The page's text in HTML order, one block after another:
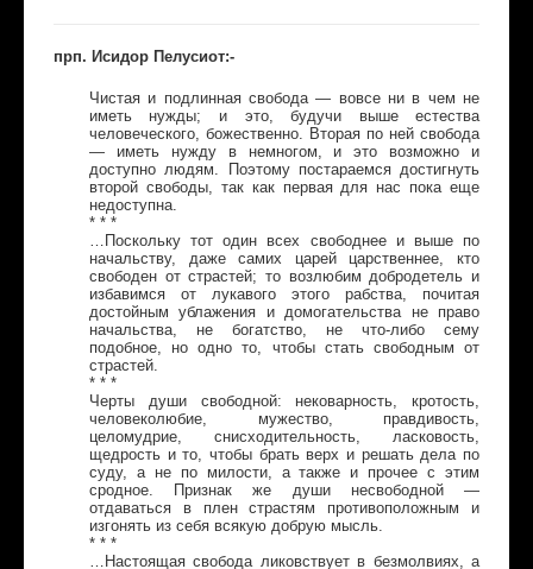
прп. Исидор Пелусиот:-
Чистая и подлинная свобода — вовсе ни в чем не
иметь нужды; и это, будучи выше естества
человеческого, божественно. Вторая по ней свобода
— иметь нужду в немногом, и это возможно и
доступно людям. Поэтому постараемся достигнуть
второй свободы, так как первая для нас пока еще
недоступна.
* * *
…Поскольку тот один всех свободнее и выше по
начальству, даже самих царей царственнее, кто
свободен от страстей; то возлюбим добродетель и
избавимся от лукавого этого рабства, почитая
достойным ублажения и домогательства не право
начальства, не богатство, не что-либо сему
подобное, но одно то, чтобы стать свободным от
страстей.
* * *
Черты души свободной: нековарность, кротость,
человеколюбие, мужество, правдивость,
целомудрие, снисходительность, ласковость,
щедрость и то, чтобы брать верх и решать дела по
суду, а не по милости, а также и прочее с этим
сродное. Признак же души несвободной —
отдаваться в плен страстям противоположным и
изгонять из себя всякую добрую мысль.
* * *
…Настоящая свобода ликовствует в безмолвиях, а